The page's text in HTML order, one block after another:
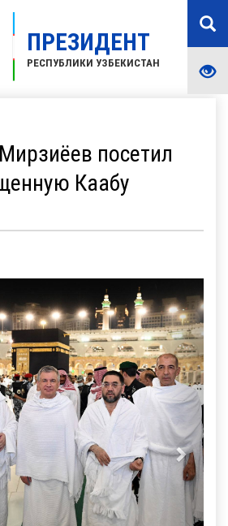
ПРЕЗИДЕНТ
РЕСПУБЛИКИ УЗБЕКИСТАН
посетил
Каабу